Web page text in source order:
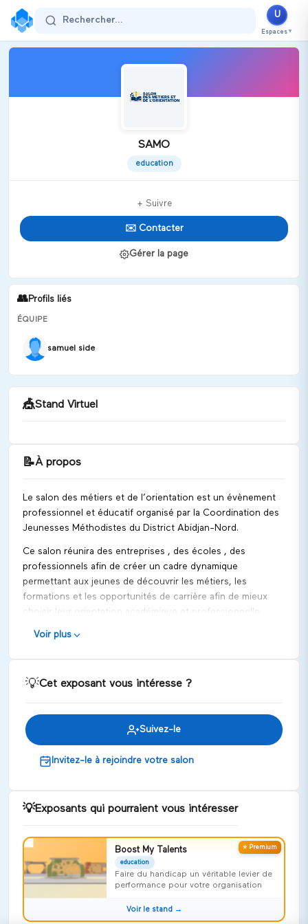
Rechercher...
U
Espaces ▼
SAMO
education
+ Suivre
✉️ Contacter
Gérer la page
👥Profils liés
ÉQUIPE
samuel side
🎪Stand Virtuel
Discuter
📝À propos
Le salon des métiers et de l’orientation est un évènement
professionnel et éducatif organisé par la Coordination des
Jeunesses Méthodistes du District Abidjan-Nord.
Ce salon réunira des entreprises , des écoles , des
professionnels afin de créer un cadre dynamique
permettant aux jeunes de découvrir les métiers, les
formations et les opportunités de carrière afin de mieux
choisir leur orientation académique et professionnelle.
Voir plus
💡Cet exposant vous intéresse ?
Suivez-le
Invitez-le à rejoindre votre salon
💡Exposants qui pourraient vous intéresser
⭐ Premium
Boost My Talents
education
Faire du handicap un véritable levier de
performance pour votre organisation
Voir le stand →